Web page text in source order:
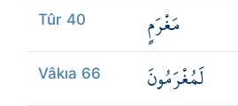
Tûr 40 مَغْرَمٍ
Vâkıa 66 لَمُغْرَمُونَ